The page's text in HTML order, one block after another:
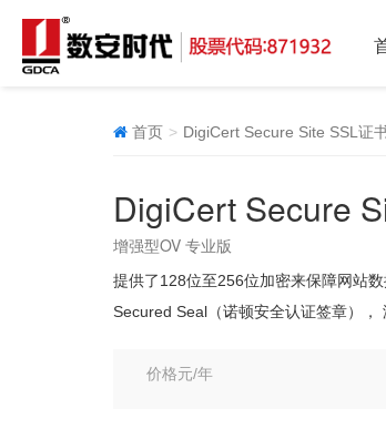
首页 DigiCert Secure Site SSL证
DigiCert Secure
增强型OV 专业版
提供了128位至256位加密来保障网站
Secured Seal（诺顿安全认证签章），
价格元/年